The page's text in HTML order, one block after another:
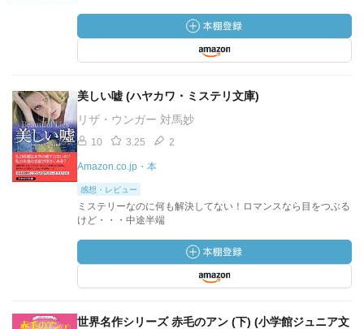
美しい嘘 (ハヤカワ・ミステリ文庫)
リザ・ウンガー 対馬妙
10 3.25 2
Amazon.co.jp・本
感想・レビュー
ミステリーなのに何も解決してない！ロマンスなら目をつぶる
けど・・・中途半端
世界名作シリーズ 赤毛のアン (下) (小学館ジュニア文